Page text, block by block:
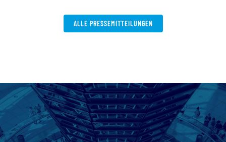
ALLE PRESSEMITTEILUNGEN